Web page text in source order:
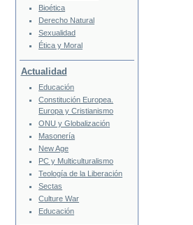
Bioética
Derecho Natural
Sexualidad
Ética y Moral
Actualidad
Educación
Constitución Europea.
Europa y Cristianismo
ONU y Globalización
Masonería
New Age
PC y Multiculturalismo
Teología de la Liberación
Sectas
Culture War
Educación